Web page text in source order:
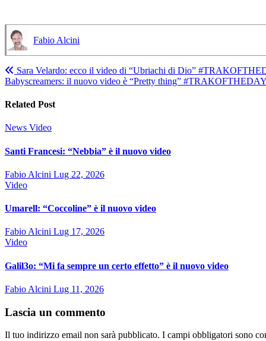
Fabio Alcini
Navigazione
articoli
Sara Velardo: ecco il video di “Ubriachi di Dio”
Babyscreamers: il nuovo video è “Pretty thing” #TRAKOFTHEDAY
Related Post
News Video
Santi Francesi: “Nebbia” è il nuovo video
Fabio Alcini Lug 22, 2026
Video
Umarell: “Coccoline” è il nuovo video
Fabio Alcini Lug 17, 2026
Video
Galil3o: “Mi fa sempre un certo effetto” è il nuovo video
Fabio Alcini Lug 11, 2026
Lascia un commento
Il tuo indirizzo email non sarà pubblicato. I campi obbligatori sono